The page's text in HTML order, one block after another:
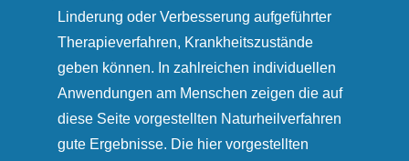
Linderung oder Verbesserung aufgeführter
Therapieverfahren, Krankheitszustände
geben können. In zahlreichen individuellen
Anwendungen am Menschen zeigen die auf
diese Seite vorgestellten Naturheilverfahren
gute Ergebnisse. Die hier vorgestellten